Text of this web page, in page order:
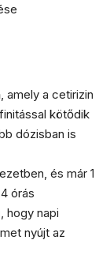
, amely a cetirizin
kötődik
dózisban is
és már 1
órás
hogy napi
nyújt az